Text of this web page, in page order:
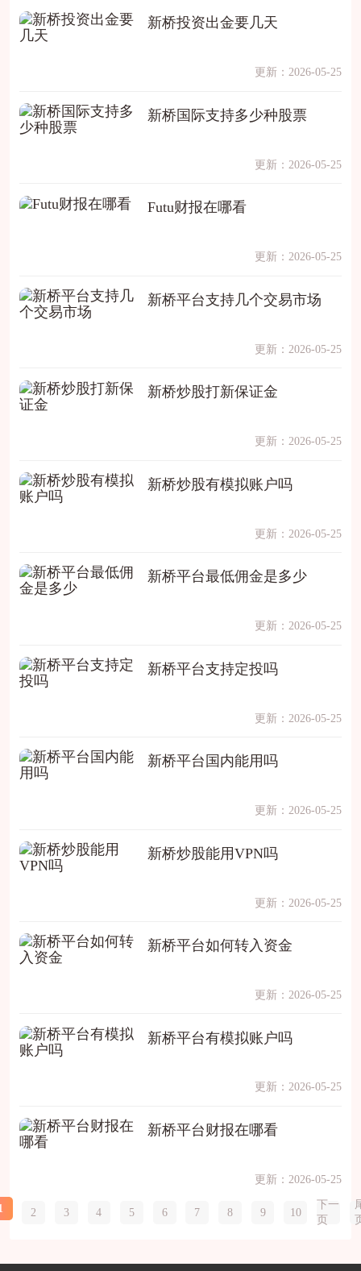
新桥投资出金要几天
更新：2026-05-25
新桥国际支持多少种股票
更新：2026-05-25
Futu财报在哪看
更新：2026-05-25
新桥平台支持几个交易市场
更新：2026-05-25
新桥炒股打新保证金
更新：2026-05-25
新桥炒股有模拟账户吗
更新：2026-05-25
新桥平台最低佣金是多少
更新：2026-05-25
新桥平台支持定投吗
更新：2026-05-25
新桥平台国内能用吗
更新：2026-05-25
新桥炒股能用VPN吗
更新：2026-05-25
新桥平台如何转入资金
更新：2026-05-25
新桥平台有模拟账户吗
更新：2026-05-25
新桥平台财报在哪看
更新：2026-05-25
2 3 4 5 6 7 8 9 10
下一
页